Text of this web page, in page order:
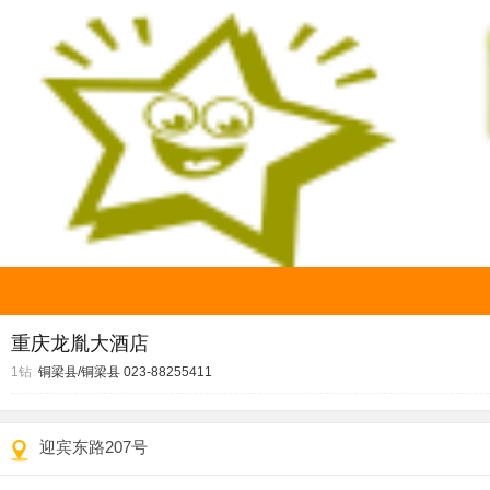
重庆龙胤大酒店
1钻 铜梁县/铜梁县 023-88255411
迎宾东路207号